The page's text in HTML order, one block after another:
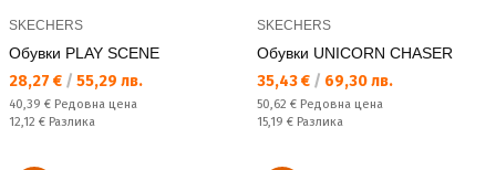
SKECHERS
Обувки PLAY SCENE
Текуща цена:
28,27 € / 55,29 лв.
Редовна цена:
40,39 € Редовна цена
Спестявате:
12,12 € Разлика
SKECHERS
Обувки UNICORN CHASER
Текуща цена:
35,43 € / 69,30 лв.
Редовна цена:
50,62 € Редовна цена
Спестявате:
15,19 € Разлика